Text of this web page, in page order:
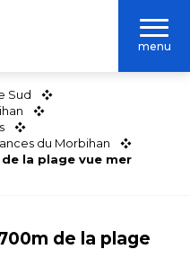
menu
Sud
du Morbihan
la plage vue mer
de la plage